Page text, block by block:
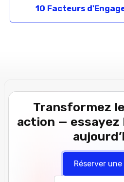
10 Facteurs
Transformez
action — essayez
Réserver